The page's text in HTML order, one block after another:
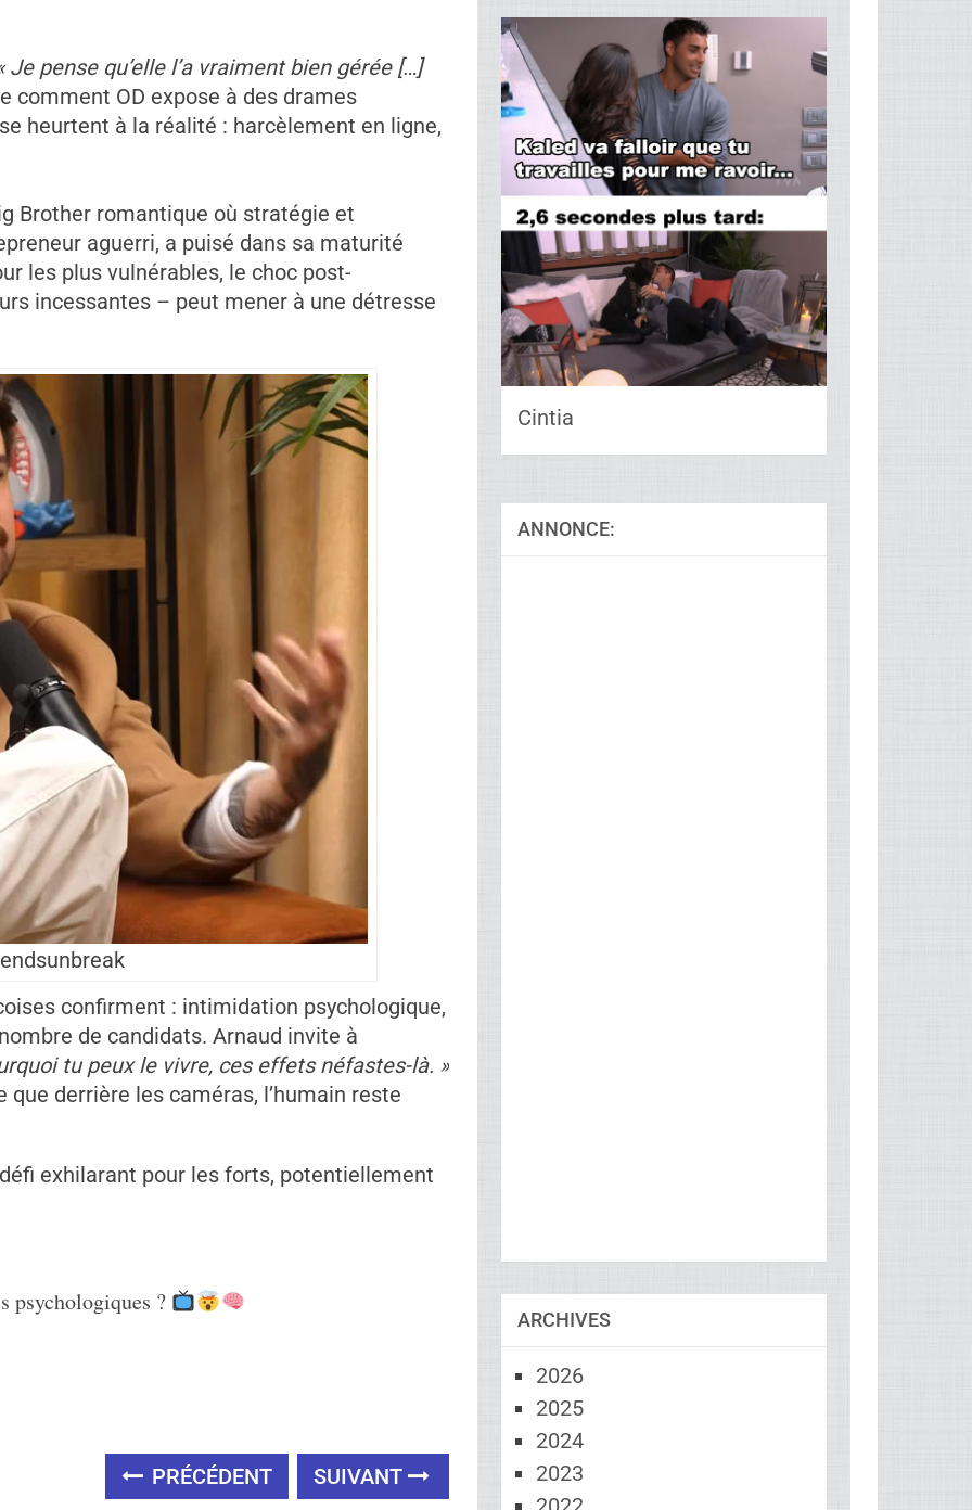
rassurant de la production :
personnalisé.« Tu es super bien encadré
participante citée pour ses difficultés
comme tout le monde. Laurie, elle a une
Entre scandales personnels et perception
comme « elle n’a pas eu le
ont ajouté à sa charge mentale, rendant
Je pense qu’elle l’a vraiment bien gérée […]
comment OD expose à des drames
heurtent à la réalité : harcèlement en ligne,
Brother romantique où stratégie et
aguerri, a puisé dans sa maturité
les plus vulnérables, le choc post-
incessantes – peut mener à une détresse
2026
2025
2024